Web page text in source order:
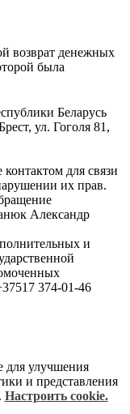
возврат денежных
была
Беларусь
ул. Гоголя 81,
для связи
их прав.
Александр
и
374-01-46
для улучшения
и представления
Настроить cookie.